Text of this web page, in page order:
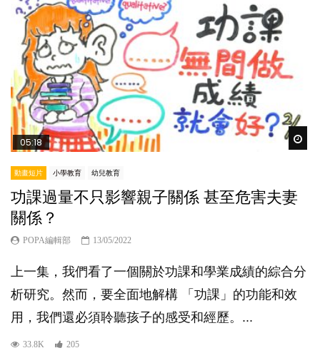
05:18
動畫短片 小學教育 幼兒教育
功課過量不只影響親子關係 甚至危害夫妻
關係？
POPA編輯部 13/05/2022
上一集，我們看了一個關於功課和學業成績的綜合分
析研究。然而，要全面地解構 「功課」的功能和效
用，我們還必須聆聽孩子的感受和經歷。...
33.8K 205